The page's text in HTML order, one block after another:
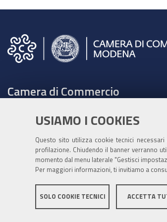
USIAMO I COOKIES
Questo sito utilizza cookie tecnici
profilazione. Chiudendo il banner verranno
momento dal menu laterale "Gestisci
Per maggiori informazioni, ti invitiamo a
SOLO COOKIE TECNICI ACCETTA
Camera di Commercio
Tel. 059208111 -URP
Contabilità speciale Banca d'Italia:
IT75Q 01000 04306 TU00 0001 3855
Fatt. elettronica - Cod. univoco: XECKYI